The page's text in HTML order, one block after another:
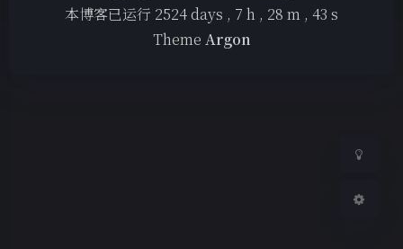
Sans Serif
本博客已运行 2524days , 7 h , 28 m , 43 s
Theme Argon